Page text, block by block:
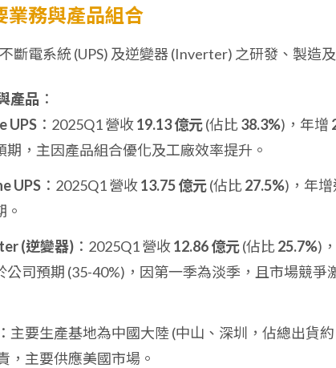
業務與產品組合
斷電系統 (UPS) 及逆變器 (Inverter) 之研發、製造
產品 ：
UPS ：2025Q1 營收19.13 億元(佔比38.3%)，年增
期，主因產品組合優化及工廠效率提升。
UPS ：2025Q1 營收13.75 億元(佔比27.5%)，年
。
(逆變器) ：2025Q1 營收12.86 億元(佔比25.7%)
公司預期 (35-40%)，因第一季為淡季，且市場競爭
：主要生產基地為中國大陸 (中山、深圳，佔總出貨約
，主要供應美國市場。